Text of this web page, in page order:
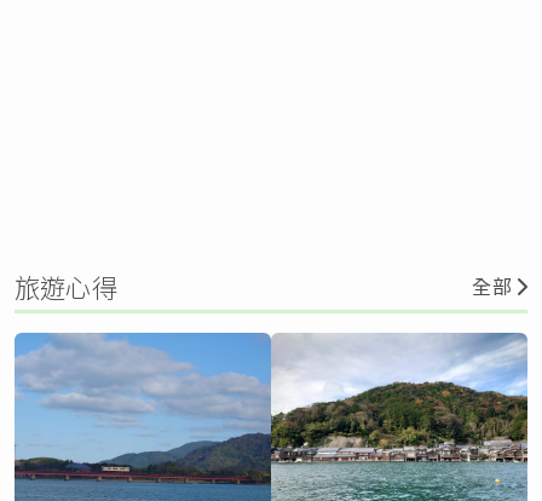
旅遊心得 全部